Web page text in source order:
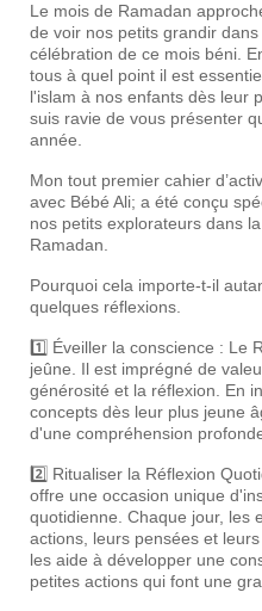
Le mois de Ramadan
de voir nos petits grandir
célébration de ce mois béni.
tous à quel point il est
l'islam à nos enfants dès leur
suis ravie de vous présenter
année.
Mon tout premier cahier
avec Bébé Ali; a été conçu
nos petits explorateurs dans
Ramadan.
Pourquoi cela importe-t-il
quelques réflexions.
1️⃣ Éveiller la conscience : Le
jeûne. Il est imprégné de
générosité et la réflexion. En
concepts dès leur plus jeune
d'une compréhension
2️⃣ Ritualiser la Réflexion
offre une occasion unique
quotidienne. Chaque jour, les
actions, leurs pensées et
les aide à développer une
petites actions qui font une